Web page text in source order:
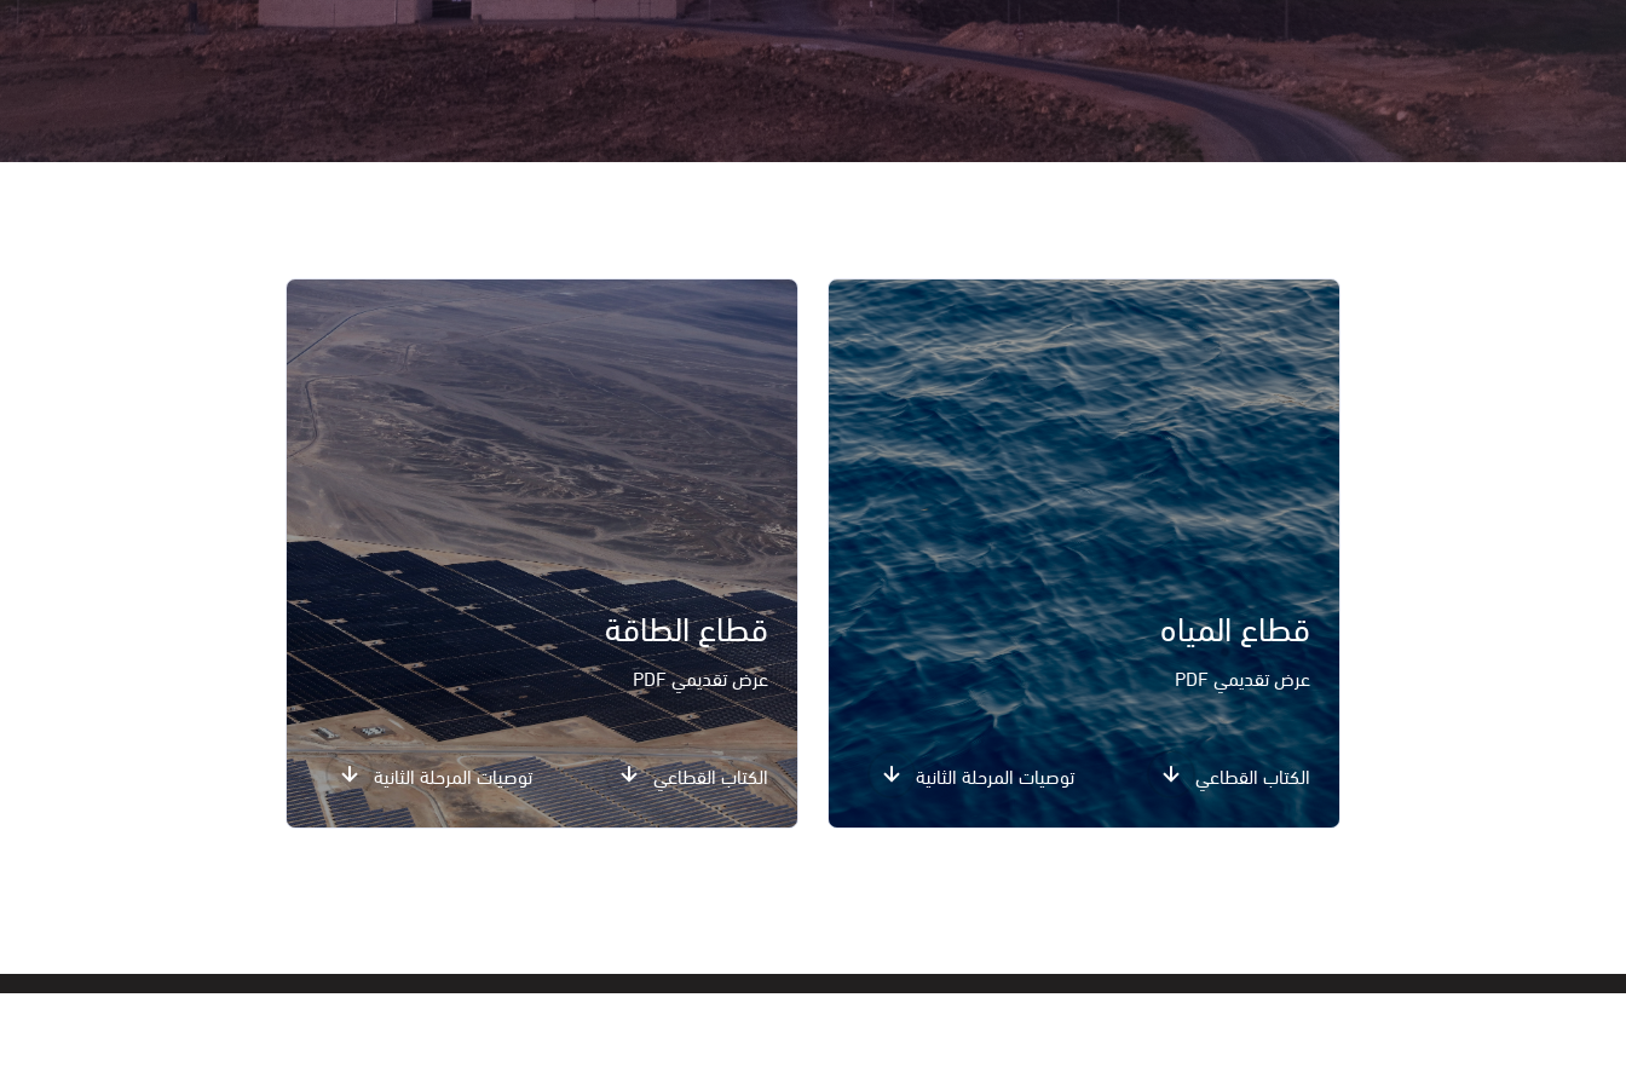
قطاع الطاقة
عرض تقديمي PDF
الكتاب القطاعي توصيات المرحلة الثانية
قطاع المياه
عرض تقديمي PDF
الكتاب القطاعي توصيات المرحلة الثانية